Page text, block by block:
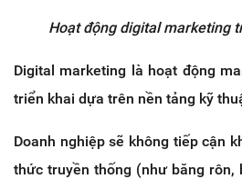
Hoạt động digital marketing
Digital marketing là hoạt động
triển khai dựa trên nền tảng kỹ
Doanh nghiệp sẽ không tiếp cận
thức truyền thống (như băng rôn,